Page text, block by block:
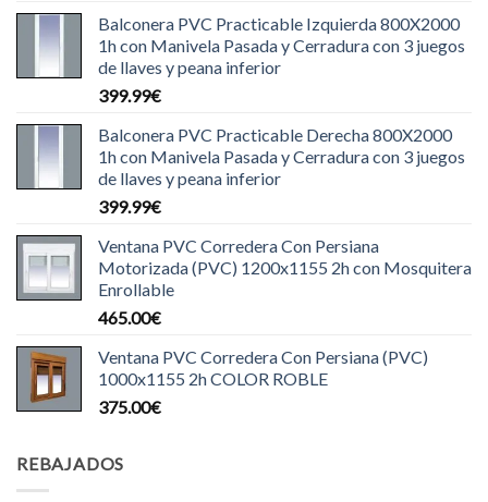
Balconera PVC Practicable Izquierda 800X2000
1h con Manivela Pasada y Cerradura con 3 juegos
de llaves y peana inferior
399.99€
Balconera PVC Practicable Derecha 800X2000
1h con Manivela Pasada y Cerradura con 3 juegos
de llaves y peana inferior
399.99€
Ventana PVC Corredera Con Persiana
Motorizada (PVC) 1200x1155 2h con Mosquitera
Enrollable
465.00€
Ventana PVC Corredera Con Persiana (PVC)
1000x1155 2h COLOR ROBLE
375.00€
REBAJADOS